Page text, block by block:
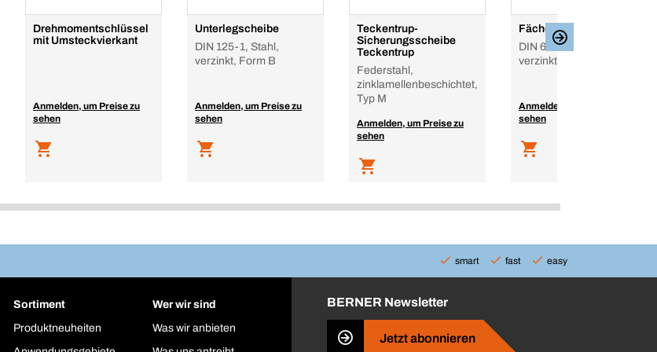
Drehmomentschlüssel
mit Umsteckvierkant
Anmelden, um Preise zu
sehen
Unterlegscheibe
DIN 125-1, Stahl,
verzinkt, Form B
Anmelden, um Preise zu
sehen
Teckentrup-
Sicherungsscheibe
Teckentrup
Federstahl,
zinklamellenbeschichtet,
Typ M
Anmelden, um Preise zu
sehen
Fächerscheibe
DIN 6798, Federstahl,
verzinkt, Form A
Anmelden, um Preise zu
sehen
smart fast easy
Sortiment
Produktneuheiten
Wer wir sind
Was wir anbieten
BERNER Newsletter
Jetzt abonnieren